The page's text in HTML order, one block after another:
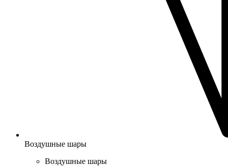
Воздушные шары
Воздушные шары